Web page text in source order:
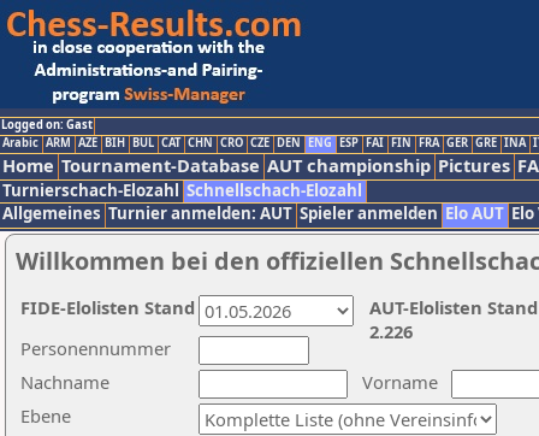
Logged on: Gast
Arabic ARM AZE BIH BUL CAT CHN CRO CZE DEN ENG ESP FAI FIN FRA GER GRE INA
Home Tournament-Database AUT championship Pictures
Turnierschach-Elozahl Schnellschach-Elozahl
Allgemeines Turnier anmelden: AUT Spieler anmelden Elo AUT
Willkommen bei den offiziellen
Nachname
Vorname
Ebene
Personennummer
AUT-Elolisten
2.226
FIDE-Elolisten Stand